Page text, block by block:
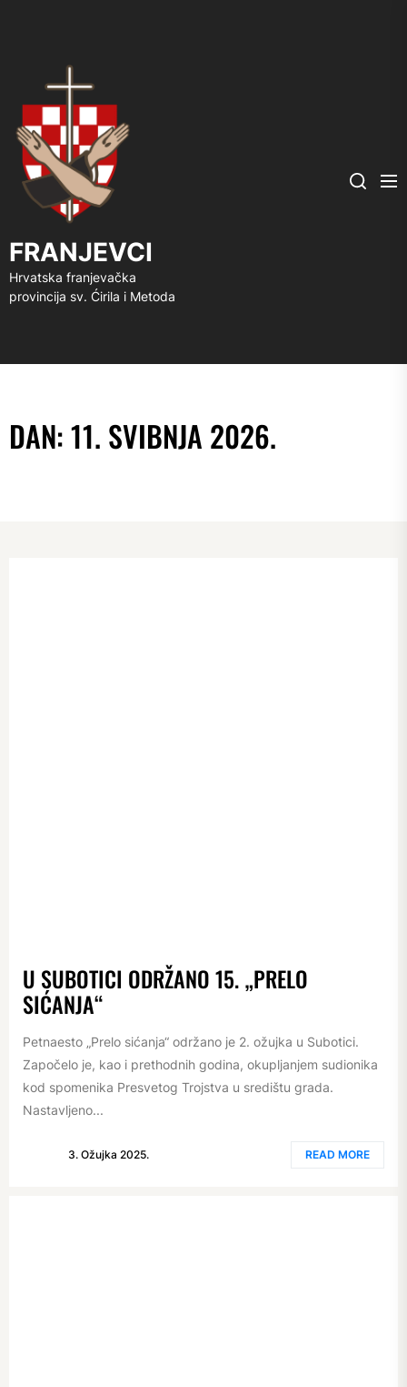
FRANJEVCI
Hrvatska franjevačka
provincija sv. Ćirila i Metoda
Search
DAN:11. SVIBNJA 2026.
U SUBOTICI ODRŽANO 15. „PRELO
SIĆANJA“
Petnaesto „Prelo sićanja“ održano je 2. ožujka u Subotici.
Započelo je, kao i prethodnih godina, okupljanjem sudionika
kod spomenika Presvetog Trojstva u središtu grada.
Nastavljeno...
3. Ožujka 2025. READ MORE